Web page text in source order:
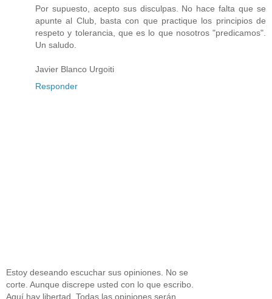
Por supuesto, acepto sus disculpas. No hace falta que se
apunte al Club, basta con que practique los principios de
respeto y tolerancia, que es lo que nosotros "predicamos".
Un saludo.
Javier Blanco Urgoiti
Responder
Estoy deseando escuchar sus opiniones. No se
corte. Aunque discrepe usted con lo que escribo.
Aquí hay libertad. Todas las opiniones serán